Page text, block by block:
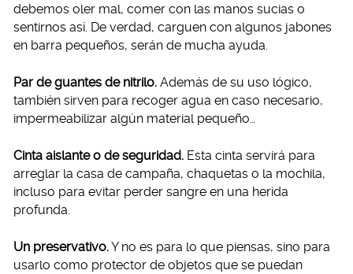
debemos oler mal, comer con las manos sucias o
sentirnos así. De verdad, carguen con algunos jabones
en barra pequeños, serán de mucha ayuda.
Par de guantes de nitrilo. Además de su uso lógico,
también sirven para recoger agua en caso necesario,
impermeabilizar algún material pequeño…
Cinta aislante o de seguridad. Esta cinta servirá para
arreglar la casa de campaña, chaquetas o la mochila,
incluso para evitar perder sangre en una herida
profunda.
Un preservativo.Y no es para lo que piensas, sino para
usarlo como protector de objetos que se puedan